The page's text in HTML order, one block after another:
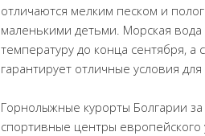
отличаются мелким песком и
маленькими детьми. Морская
температуру до конца сентября, а
гарантирует отличные условия
Горнолыжные курорты Болгарии
спортивные центры